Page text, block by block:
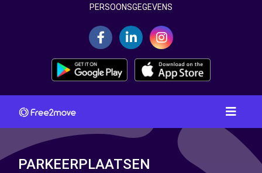
PERSOONSGEGEVENS
PARKEERPLAATSEN